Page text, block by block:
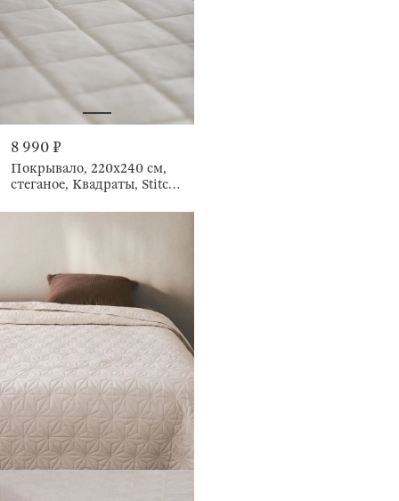
8 990 ₽
Покрывало, 220х240 см,
стеганое, Квадраты, Stitch